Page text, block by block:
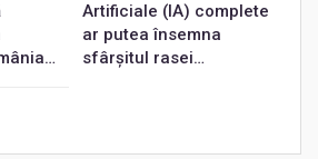
Artificiale (IA) complete
ar putea însemna
sfârșitul rasei…